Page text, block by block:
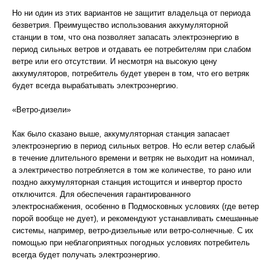
Но ни один из этих вариантов не защитит владельца от периода
безветрия. Преимущество использования аккумуляторной
станции в том, что она позволяет запасать электроэнергию в
период сильных ветров и отдавать ее потребителям при слабом
ветре или его отсутствии. И несмотря на высокую цену
аккумуляторов, потребитель будет уверен в том, что его ветряк
будет всегда вырабатывать электроэнергию.
«Ветро-дизели»
Как было сказано выше, аккумуляторная станция запасает
электроэнергию в период сильных ветров. Но если ветер слабый
в течение длительного времени и ветряк не выходит на номинал,
а электричество потребляется в том же количестве, то рано или
поздно аккумуляторная станция истощится и инвертор просто
отключится. Для обеспечения гарантированного
электроснабжения, особенно в Подмосковных условиях (где ветер
порой вообще не дует), и рекомендуют устанавливать смешанные
системы, например, ветро-дизельные или ветро-солнечные. С их
помощью при неблагоприятных погодных условиях потребитель
всегда будет получать электроэнергию.